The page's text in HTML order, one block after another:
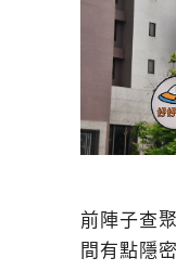
前陣子查
間有點隱